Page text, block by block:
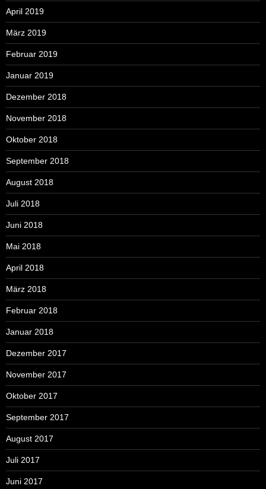
April 2019
März 2019
Februar 2019
Januar 2019
Dezember 2018
November 2018
Oktober 2018
September 2018
August 2018
Juli 2018
Juni 2018
Mai 2018
April 2018
März 2018
Februar 2018
Januar 2018
Dezember 2017
November 2017
Oktober 2017
September 2017
August 2017
Juli 2017
Juni 2017